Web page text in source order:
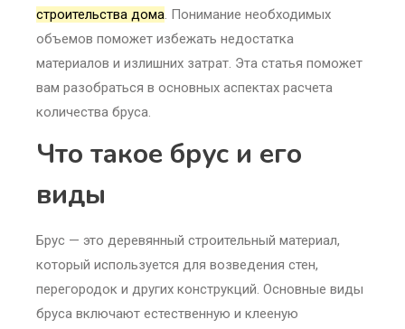
строительства дома. Понимание необходимых
объемов поможет избежать недостатка
материалов и излишних затрат. Эта статья поможет
вам разобраться в основных аспектах расчета
количества бруса.
Что такое брус и его
виды
Брус — это деревянный строительный материал,
который используется для возведения стен,
перегородок и других конструкций. Основные виды
бруса включают естественную и клееную